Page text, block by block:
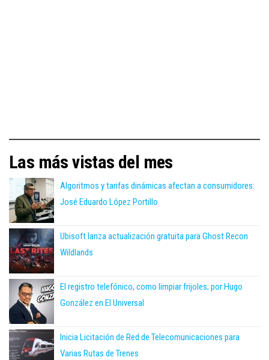
Las más vistas del mes
Algoritmos y tarifas dinámicas afectan a consumidores:
José Eduardo López Portillo
Ubisoft lanza actualización gratuita para Ghost Recon
Wildlands
El registro telefónico, como limpiar frijoles; por Hugo
González en El Universal
Inicia Licitación de Red de Telecomunicaciones para
Varias Rutas de Trenes